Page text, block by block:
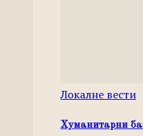
Локалне вести
Хуманитарни